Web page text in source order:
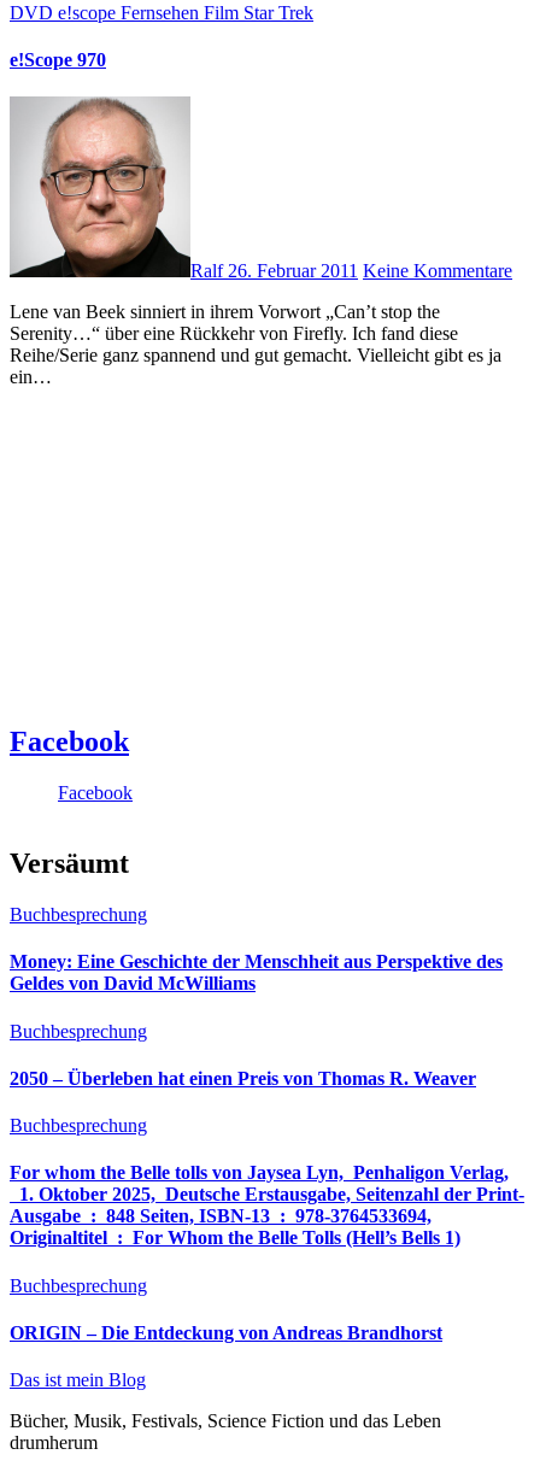
DVD e!scope Fernsehen Film Star Trek
e!Scope 970
Ralf26. Februar 2011 Keine Kommentare
Lene van Beek sinniert in ihrem Vorwort „Can’t stop the
Serenity…“ über eine Rückkehr von Firefly. Ich fand diese
Reihe/Serie ganz spannend und gut gemacht. Vielleicht gibt es ja
ein…
Facebook
Facebook
Versäumt
Buchbesprechung
Money: Eine Geschichte der Menschheit aus Perspektive des
Geldes von David McWilliams
Buchbesprechung
2050 – Überleben hat einen Preis von Thomas R. Weaver
Buchbesprechung
For whom the Belle tolls von Jaysea Lyn, ‎ Penhaligon Verlag,
‎ 1. Oktober 2025, ‎ Deutsche Erstausgabe, Seitenzahl der Print-
Ausgabe ‏ : ‎ 848 Seiten, ISBN-13 ‏ : ‎ 978-3764533694,
Originaltitel ‏ : ‎ For Whom the Belle Tolls (Hell’s Bells 1)
Buchbesprechung
ORIGIN – Die Entdeckung von Andreas Brandhorst
Das ist mein Blog
Bücher, Musik, Festivals, Science Fiction und das Leben
drumherum